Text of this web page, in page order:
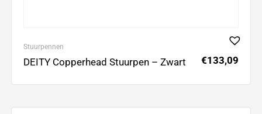
Stuurpennen
DEITY Copperhead Stuurpen – Zwart €133,09